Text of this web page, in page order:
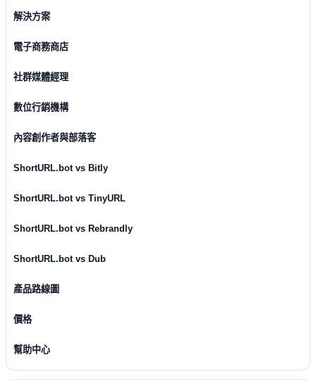
解決方案
電子商務商店
社群媒體經理
數位行銷機構
內容創作者與部落客
ShortURL.bot vs Bitly
ShortURL.bot vs TinyURL
ShortURL.bot vs Rebrandly
ShortURL.bot vs Dub
產品路線圖
價格
幫助中心